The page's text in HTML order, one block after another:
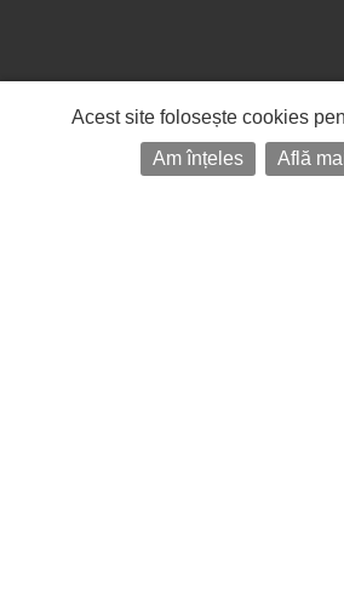
Acest site folosește cookies
Am înțeles
Află